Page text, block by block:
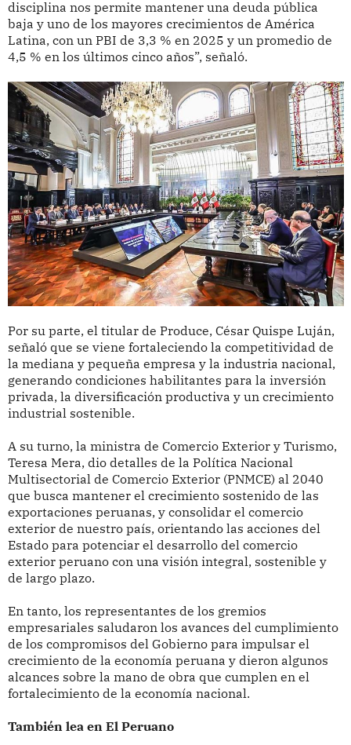
disciplina nos permite mantener una deuda pública
baja y uno de los mayores crecimientos de América
Latina, con un PBI de 3,3 % en 2025 y un promedio de
4,5 % en los últimos cinco años”, señaló.
Por su parte, el titular de Produce, César Quispe Luján,
señaló que se viene fortaleciendo la competitividad de
la mediana y pequeña empresa y la industria nacional,
generando condiciones habilitantes para la inversión
privada, la diversificación productiva y un crecimiento
industrial sostenible.
A su turno, la ministra de Comercio Exterior y Turismo,
Teresa Mera, dio detalles de la Política Nacional
Multisectorial de Comercio Exterior (PNMCE) al 2040
que busca mantener el crecimiento sostenido de las
exportaciones peruanas, y consolidar el comercio
exterior de nuestro país, orientando las acciones del
Estado para potenciar el desarrollo del comercio
exterior peruano con una visión integral, sostenible y
de largo plazo.
En tanto, los representantes de los gremios
empresariales saludaron los avances del cumplimiento
de los compromisos del Gobierno para impulsar el
crecimiento de la economía peruana y dieron algunos
alcances sobre la mano de obra que cumplen en el
fortalecimiento de la economía nacional.
También lea en El Peruano